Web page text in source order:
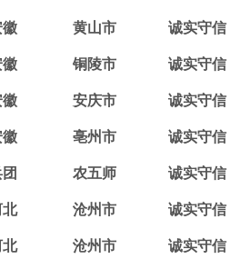
黄山市 诚实守信
铜陵市 诚实守信
安庆市 诚实守信
亳州市 诚实守信
农五师 诚实守信
沧州市 诚实守信
沧州市 诚实守信